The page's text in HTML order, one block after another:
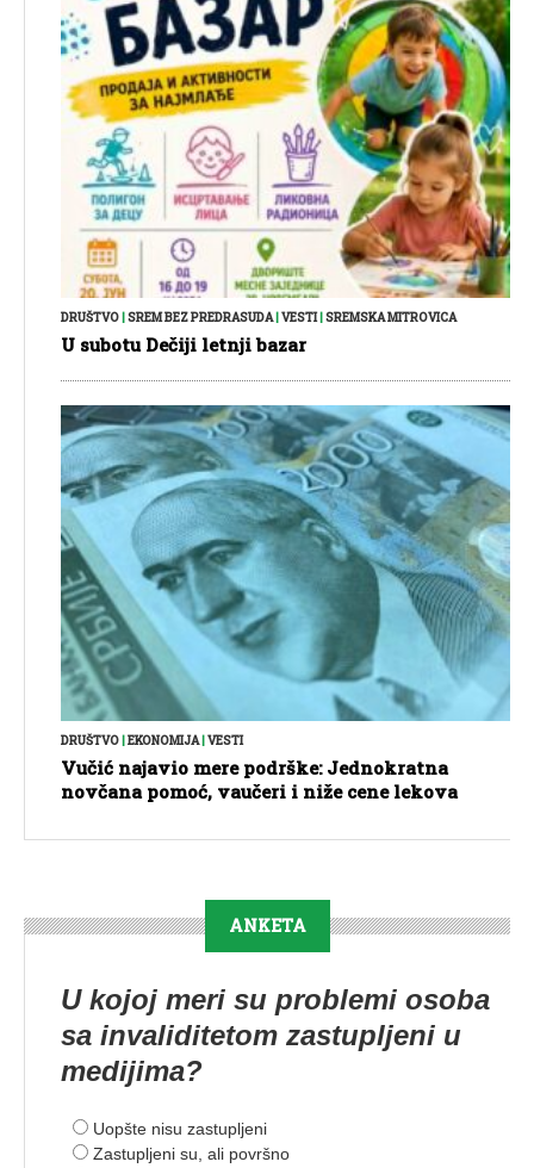
DRUŠTVO|SREM BEZ PREDRASUDA|VESTI|SREMSKA MITROVICA
U subotu Dečiji letnji bazar
DRUŠTVO EKONOMIJA| VESTI
Vučić najavio mere podrške: Jednokratna
novčana pomoć, vaučeri i niže cene lekova
ANKETA
U kojoj meri su problemi osoba
sa invaliditetom zastupljeni u
medijima?
Uopšte nisu zastupljeni
Zastupljeni su, ali površno